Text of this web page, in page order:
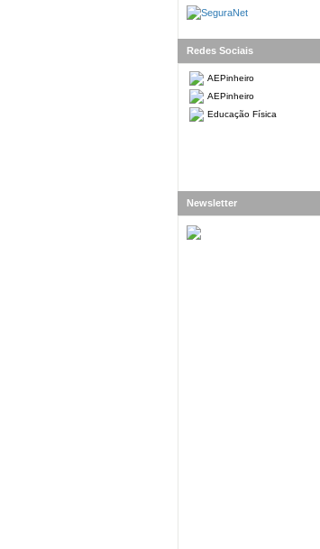
Redes Sociais
AEPinheiro
AEPinheiro
Educação Física
Newsletter